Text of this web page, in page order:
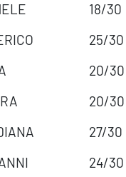
18/30
25/30
20/30
20/30
27/30
24/30